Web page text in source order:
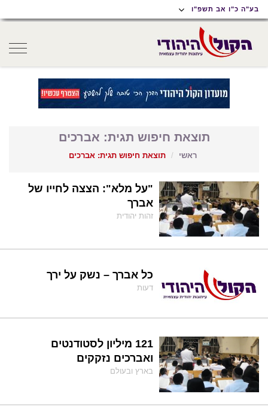
תפריט
נגישות
תפריט
ראשי
תוכן
ראשי
בע"ה כ"ו אב תשפ"ו
תוצאת חיפוש תגית: אברכים
ראשי תוצאת חיפוש תגית: אברכים
"על מלא": הצצה לחייו של
אברך
זהות יהודית
כל אברך – נשק על ירך
דעות
121 מיליון לסטודנטים
ואברכים נזקקים
בארץ ובעולם